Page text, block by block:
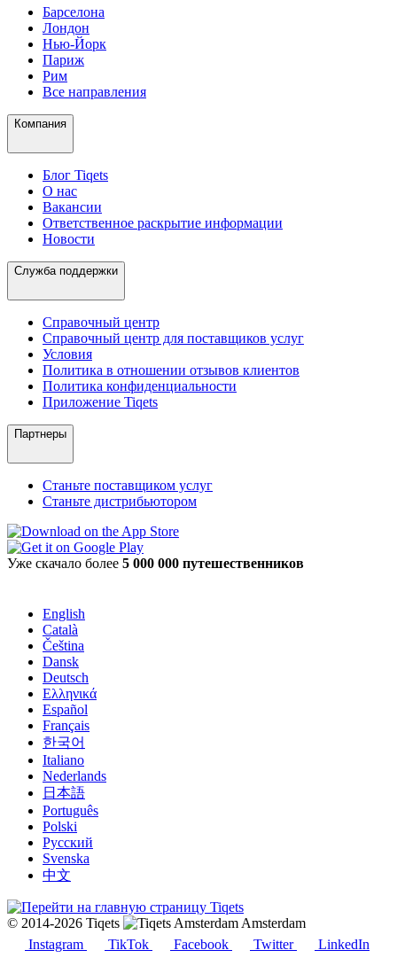
Барселона
Лондон
Нью-Йорк
Париж
Рим
Все направления
Компания
Блог Tiqets
О нас
Вакансии
Ответственное раскрытие информации
Новости
Служба поддержки
Справочный центр
Справочный центр для поставщиков услуг
Условия
Политика в отношении отзывов клиентов
Политика конфиденциальности
Приложение Tiqets
Партнеры
Станьте поставщиком услуг
Станьте дистрибьютором
Уже скачало более 5 000 000 путешественников
English
Català
Čeština
Dansk
Deutsch
Ελληνικά
Español
Français
한국어
Italiano
Nederlands
日本語
Português
Polski
Русский
Svenska
中文
© 2014-2026 Tiqets
Amsterdam
Instagram
TikTok Facebook Twitter LinkedIn